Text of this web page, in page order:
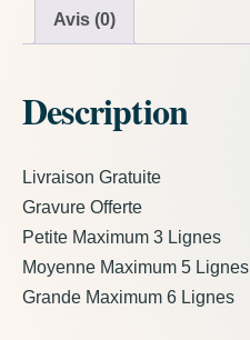
Avis (0)
Description
Livraison Gratuite
Gravure Offerte
Petite Maximum 3 Lignes
Moyenne Maximum 5 Lignes
Grande Maximum 6 Lignes